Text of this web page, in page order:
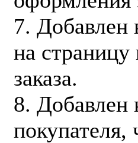
7. Добавлен
на
заказа.
8. Добавлен
покупателя,